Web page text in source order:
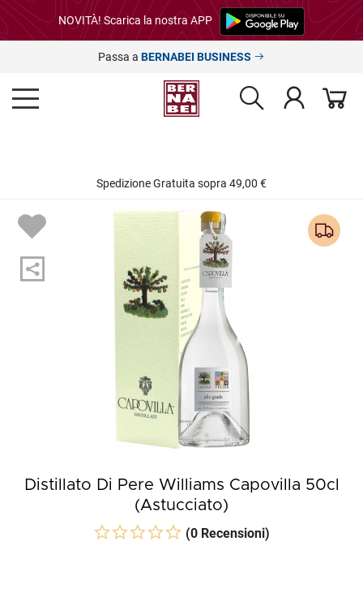
NOVITÀ! Scarica la nostra APP
Passa a BERNABEI BUSINESS
Spedizione Gratuita sopra 49,00 €
Distillato Di Pere Williams Capovilla 50cl
(Astucciato)
(0 Recensioni)